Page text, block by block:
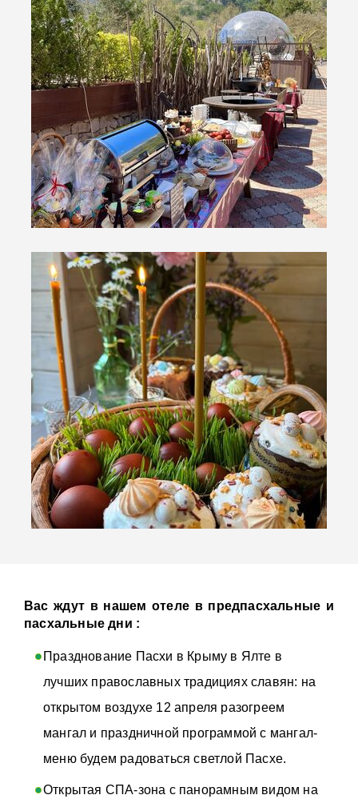
Вас ждут в нашем отеле в предпасхальные и
пасхальные дни :
Празднование Пасхи в Крыму в Ялте в
лучших православных традициях славян: на
открытом воздухе 12 апреля разогреем
мангал и праздничной программой с мангал-
меню будем радоваться светлой Пасхе.
Открытая СПА-зона с панорамным видом на